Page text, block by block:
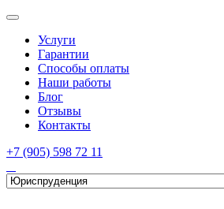
Услуги
Гарантии
Способы оплаты
Наши работы
Блог
Отзывы
Контакты
+7 (905) 598 72 11